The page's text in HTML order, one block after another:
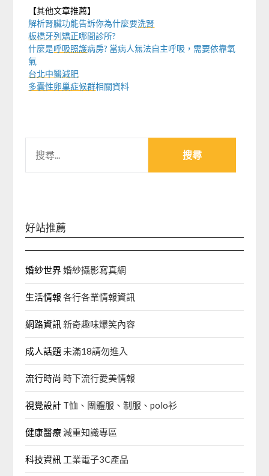
【其他文章推薦】
解析腎臟功能告訴你為什麼要洗腎
板橋牙列矯正哪間診所?
什麼是呼吸照護病房? 當病人無法自主呼吸，需要依靠氧
氣
台北中醫減肥
多囊性卵巢症候群相關資料
關
好站推薦
婚紗世界婚紗攝影寫真網
生活情報 各行各業情報資訊
網路資訊 新奇趣味爆笑內容
成人話題 未滿18請勿進入
流行時尚 時下流行愛美情報
視覺設計 T恤、團體服、制服、polo衫
健康醫療減重知識專區
科技資訊 工業電子3C產品